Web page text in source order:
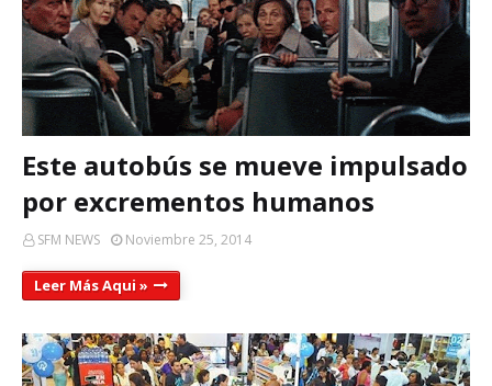
Este autobús se mueve impulsado
por excrementos humanos
SFM NEWS Noviembre 25, 2014
Leer Más Aqui »